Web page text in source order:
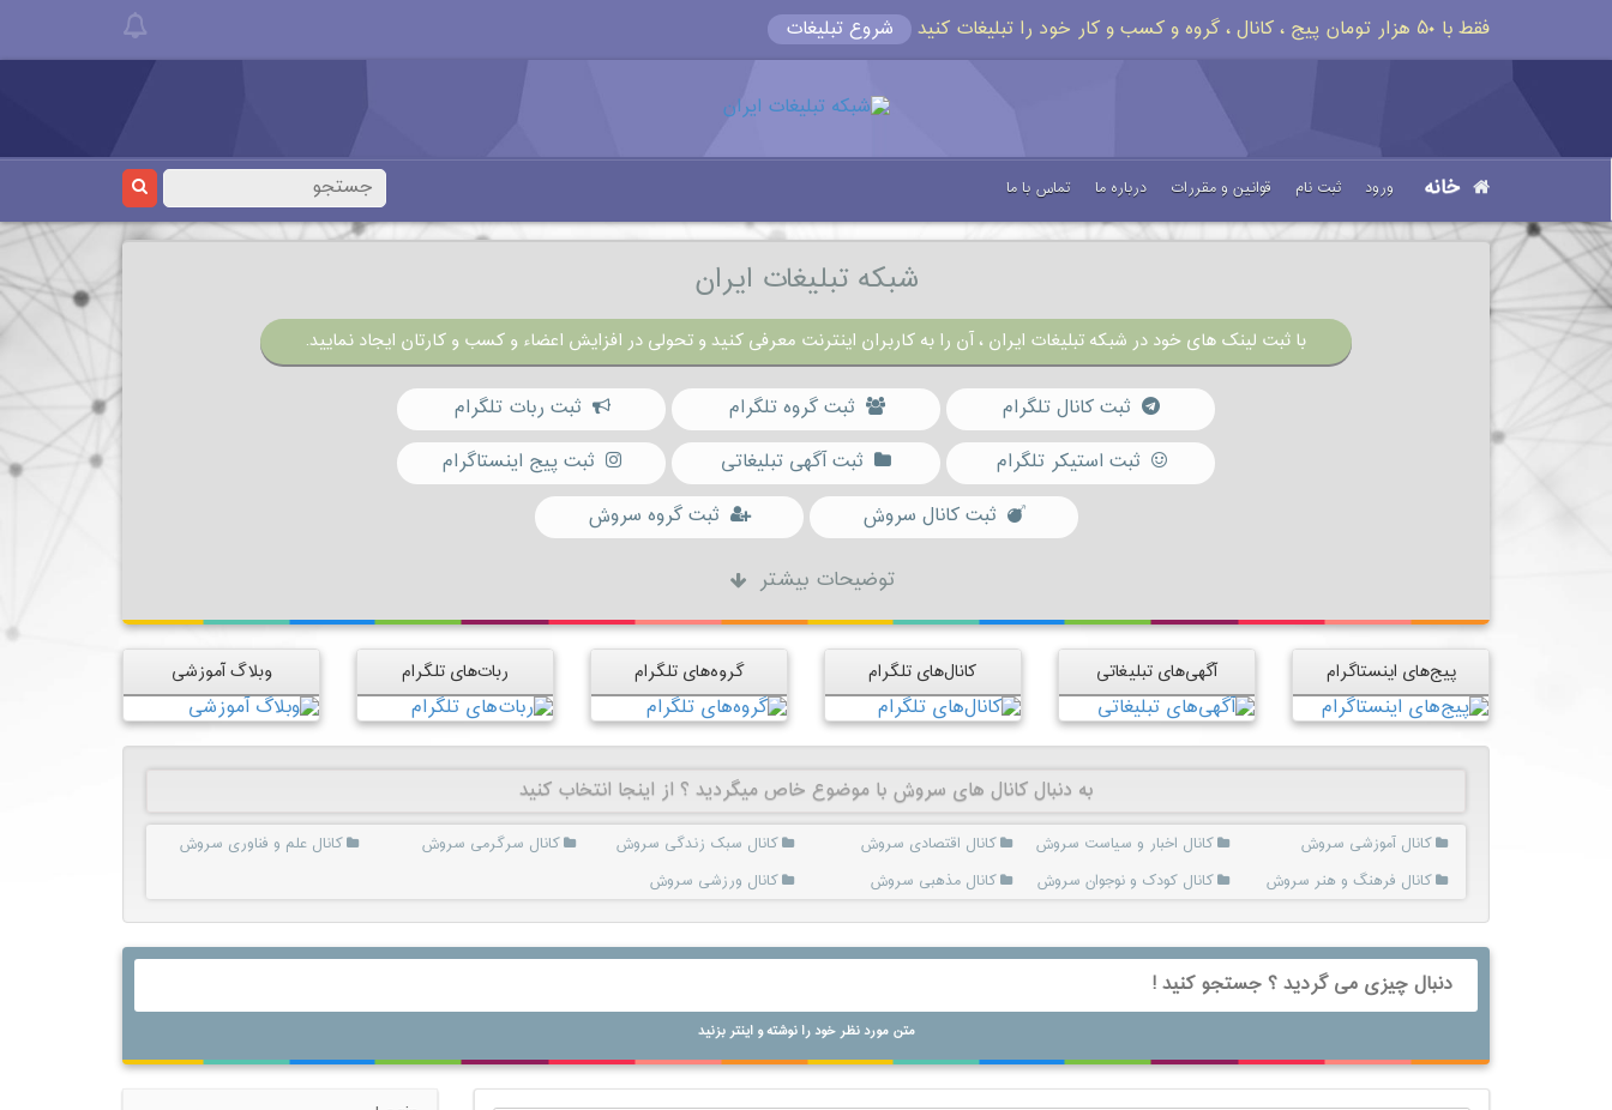
فقط با ۵۰ هزار تومان پیج ، کانال ، گروه و کسب و کار خود را تبلیغات کنید شروع تبلیغات
خانه ورود ثبت نام قوانین و مقررات درباره ما تماس با ما
شبکه تبلیغات ایران
با ثبت لینک های خود در شبکه تبلیغات ایران ، آن را به کاربران اینترنت معرفی کنید و تحولی در افزایش اعضاء و کسب و کارتان ایجاد نمایید.
ثبت کانال تلگرام ثبت گروه تلگرام
ثبت ربات تلگرام
ثبت استیکر تلگرام
ثبت آگهی تبلیغاتی
ثبت پیج اینستاگرام
ثبت کانال سروش
ثبت گروه سروش
توضیحات بیشتر
پیج‌های اینستاگرام آگهی‌های تبلیغاتی کانال‌های تلگرام گروه‌های تلگرام ربات‌های تلگرام وبلاگ آموزشی
به دنبال کانال های سروش با موضوع خاص میگردید ؟ از اینجا انتخاب کنید
کانال آموزشی سروش کانال اخبار و سیاست سروش کانال اقتصادی سروش کانال سبک زندگی سروش کانال سرگرمی سروش
کانال علم و فناوری سروش
کانال فرهنگ و هنر سروش
کانال کودک و نوجوان سروش کانال مذهبی سروش کانال ورزشی سروش
متن مورد نظر خود را نوشته و اینتر بزنید